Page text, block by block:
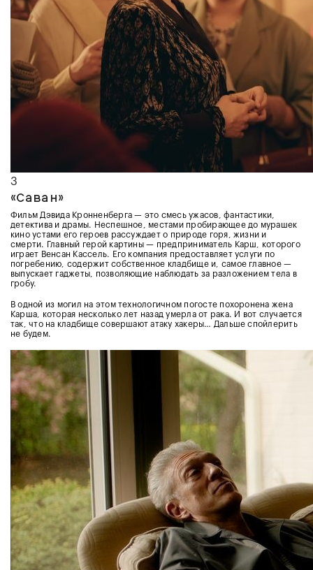
3
«Саван»
Фильм Дэвида Кронненберга — это смесь ужасов, фантастики,
детектива и драмы. Неспешное, местами пробирающее до мурашек
кино устами его героев рассуждает о природе горя, жизни и
смерти. Главный герой картины — предприниматель Карш, которого
играет Венсан Кассель. Его компания предоставляет услуги по
погребению, содержит собственное кладбище и, самое главное —
выпускает гаджеты, позволяющие наблюдать за разложением тела в
гробу.
В одной из могил на этом технологичном погосте похоронена жена
Карша, которая несколько лет назад умерла от рака. И вот случается
так, что на кладбище совершают атаку хакеры… Дальше спойлерить
не будем.